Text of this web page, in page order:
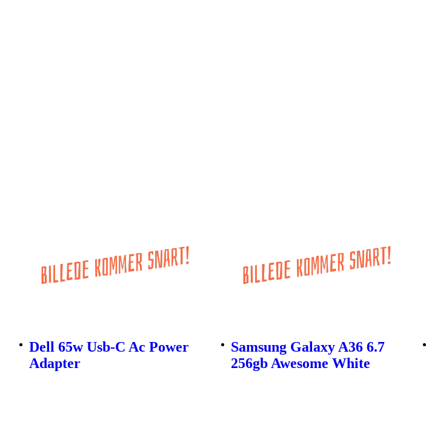
Dell 65w Usb-C Ac Power
Adapter
Samsung Galaxy A36 6.7
256gb Awesome White